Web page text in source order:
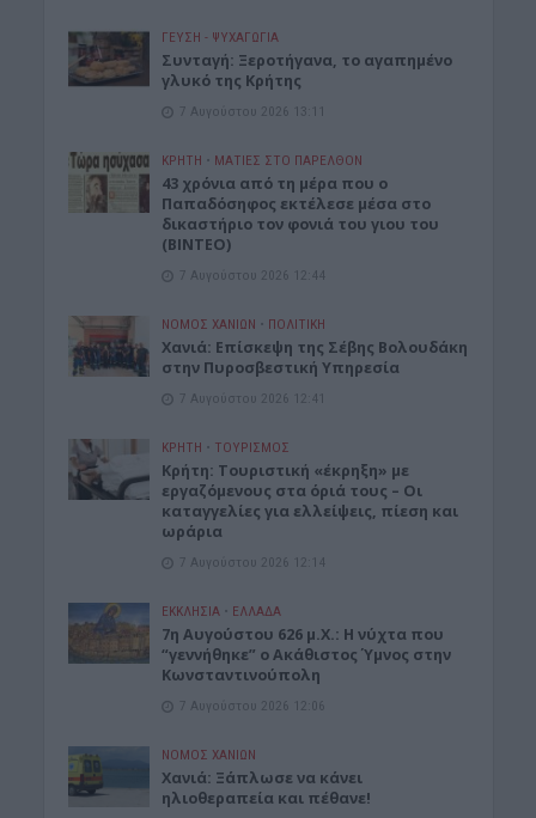
ΓΕΎΣΗ - ΨΥΧΑΓΩΓΊΑ
Συνταγή: Ξεροτήγανα, το αγαπημένο
γλυκό της Κρήτης
7 Αυγούστου 2026 13:11
ΚΡΗΤΗ • ΜΑΤΙΕΣ ΣΤΟ ΠΑΡΕΛΘΟΝ
43 χρόνια από τη μέρα που ο
Παπαδόσηφος εκτέλεσε μέσα στο
δικαστήριο τον φονιά του γιου του
(ΒΙΝΤΕΟ)
7 Αυγούστου 2026 12:44
ΝΟΜΌΣ ΧΑΝΊΩΝ • ΠΟΛΙΤΙΚΗ
Xανιά: Επίσκεψη της Σέβης Βολουδάκη
στην Πυροσβεστική Υπηρεσία
7 Αυγούστου 2026 12:41
ΚΡΗΤΗ • ΤΟΥΡΙΣΜΟΣ
Κρήτη: Τουριστική «έκρηξη» με
εργαζόμενους στα όριά τους – Οι
καταγγελίες για ελλείψεις, πίεση και
ωράρια
7 Αυγούστου 2026 12:14
ΕΚΚΛΗΣΙΑ • ΕΛΛΑΔΑ
7η Αυγούστου 626 μ.Χ.: Η νύχτα που
“γεννήθηκε” ο Ακάθιστος Ύμνος στην
Κωνσταντινούπολη
7 Αυγούστου 2026 12:06
ΝΟΜΌΣ ΧΑΝΊΩΝ
Χανιά: Ξάπλωσε να κάνει
ηλιοθεραπεία και πέθανε!